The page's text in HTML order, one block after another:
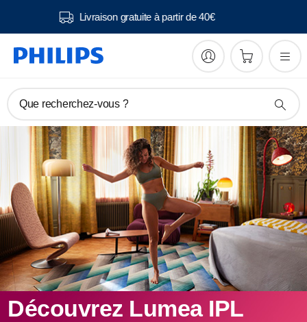
Livraison gratuite à partir de 40€
Que recherchez-vous ?
Découvrez Lumea IPL